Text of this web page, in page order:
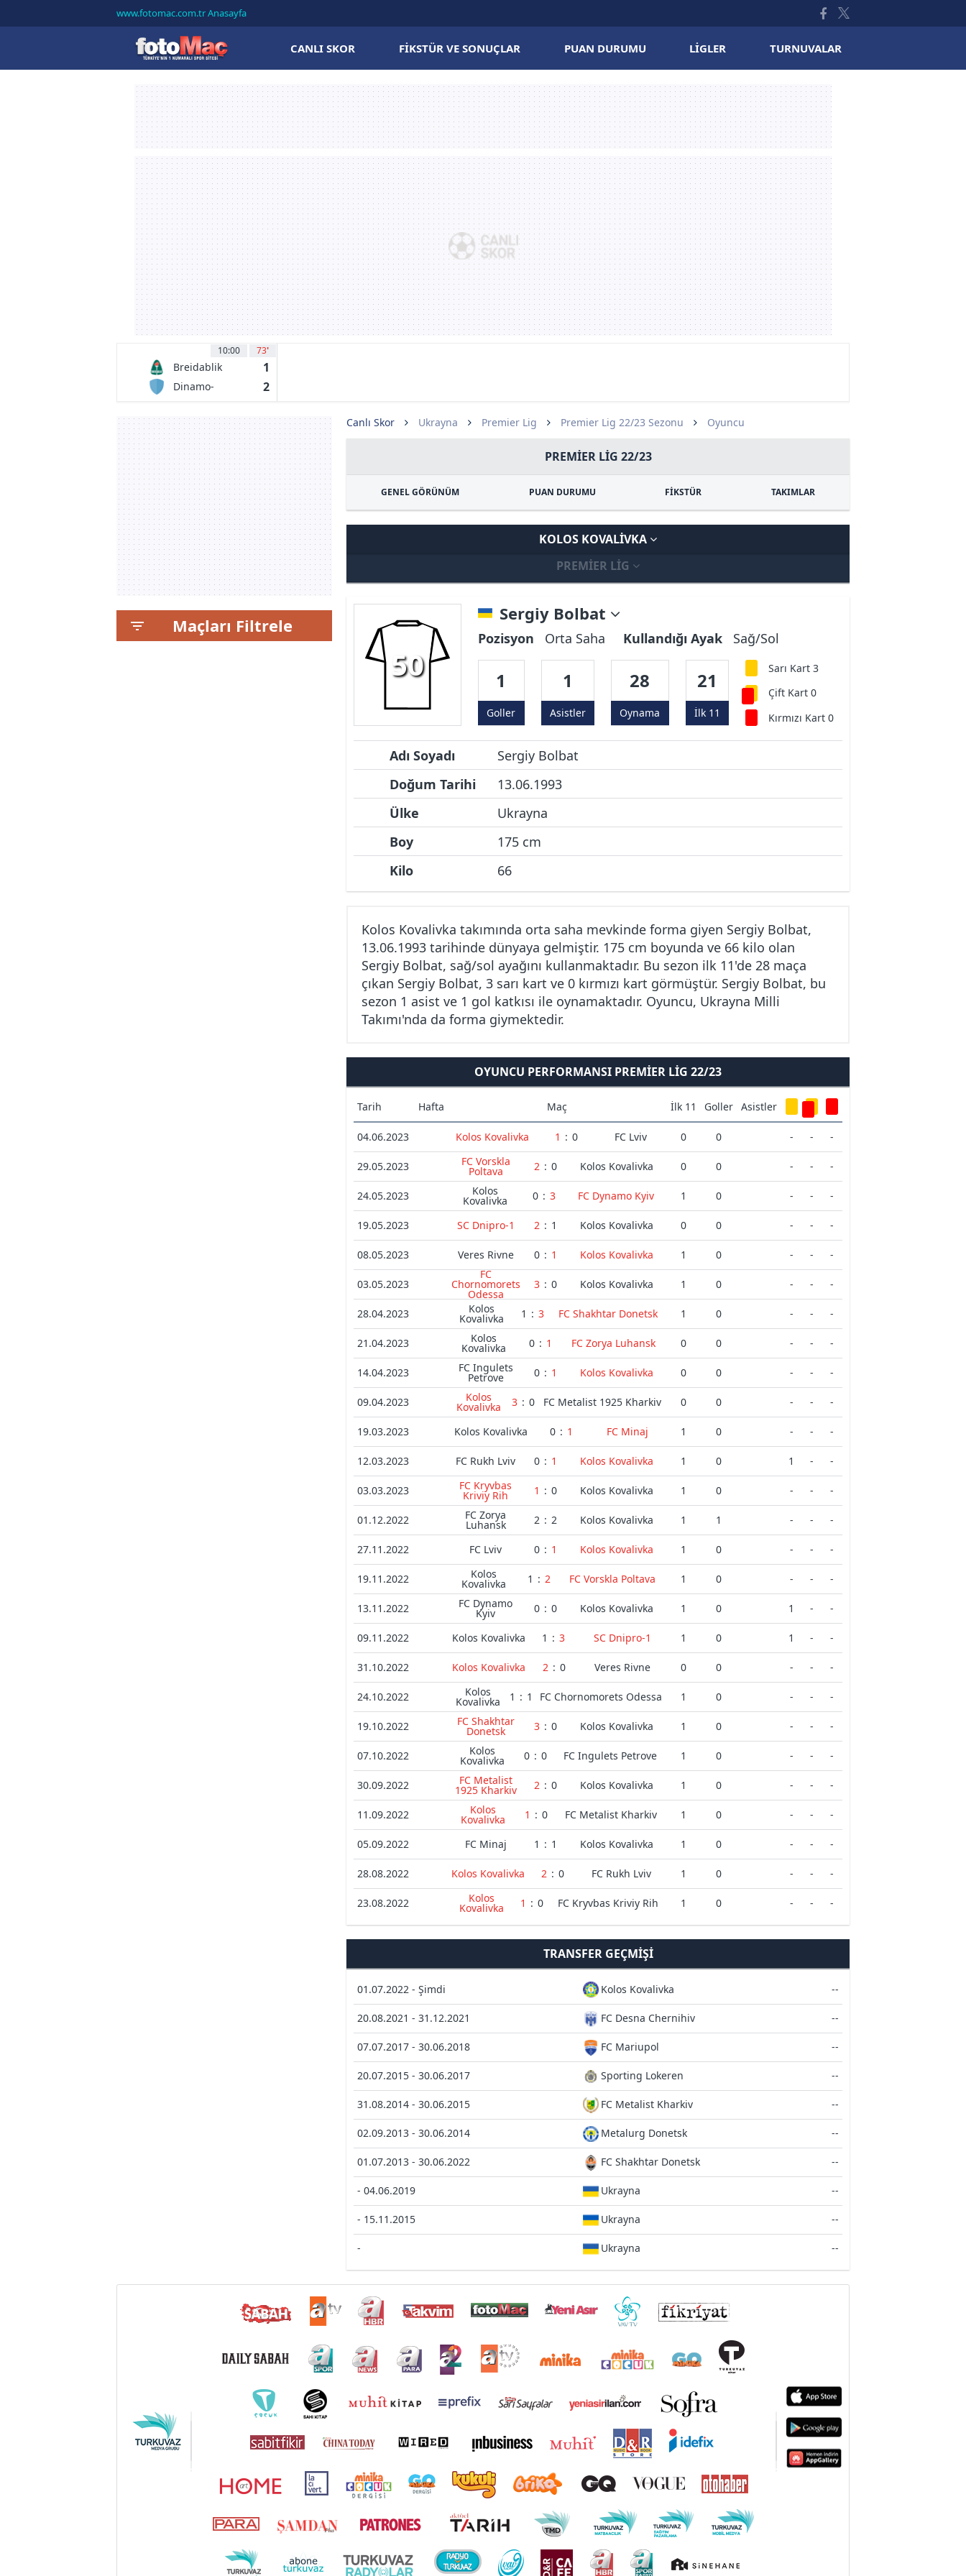
www.fotomac.com.tr Anasayfa
CANLI SKOR FIKSTÜR VE SONUÇLAR PUAN DURUMU LIGLER TURNUVALAR
10:00 73'
Breidablik
Kopavogur
1
Dinamo-
2
Maçları Filtrele
Canlı Skor Ukrayna Premier Lig Premier Lig 22/23 Sezonu Oyuncu
PREMIER LIG 22/23
GENEL GÖRÜNÜM PUAN DURUMU FİKSTÜR TAKIMLAR
KOLOS KOVALIVKA
PREMIER LIG
50
Sergiy Bolbat
Pozisyon Orta Saha Kullandığı Ayak Sağ/Sol
1
Goller
1
Asistler
28
Oynama
21
İlk 11
Sarı Kart 3
Çift Kart 0
Kırmızı Kart 0
Adı Soyadı
Sergiy Bolbat
Doğum Tarihi
13.06.1993
Ülke
Ukrayna
Boy
175 cm
Kilo
66
Kolos Kovalivka takımında orta saha mevkinde forma giyen Sergiy Bolbat,
13.06.1993 tarihinde dünyaya gelmiştir. 175 cm boyunda ve 66 kilo olan
Sergiy Bolbat, sağ/sol ayağını kullanmaktadır. Bu sezon ilk 11'de 28 maça
çıkan Sergiy Bolbat, 3 sarı kart ve 0 kırmızı kart görmüştür. Sergiy Bolbat, bu
sezon 1 asist ve 1 gol katkısı ile oynamaktadır. Oyuncu, Ukrayna Milli
Takımı'nda da forma giymektedir.
OYUNCU PERFORMANSI PREMIER LIG 22/23
Tarih Hafta Maç İlk 11 Goller Asistler
04.06.2023 Kolos Kovalivka 1 : 0 FC Lviv 0 0 - - -
29.05.2023 FC Vorskla
Poltava 2 : 0 Kolos Kovalivka 0 0 - - -
24.05.2023 Kolos
Kovalivka 0 : 3 FC Dynamo Kyiv 1 0 - - -
19.05.2023 SC Dnipro-1 2 : 1 Kolos Kovalivka 0 0 - - -
08.05.2023 Veres Rivne 0 : 1 Kolos Kovalivka 1 0 - - -
03.05.2023
FC
Chornomorets
Odessa
3 : 0 Kolos Kovalivka 1 0 - - -
28.04.2023 Kolos
Kovalivka 1 : 3 FC Shakhtar Donetsk 1 0 - - -
21.04.2023 Kolos
Kovalivka 0 : 1 FC Zorya Luhansk 0 0 - - -
14.04.2023 FC Ingulets
Petrove 0 : 1 Kolos Kovalivka 0 0 - - -
09.04.2023 Kolos
Kovalivka 3 : 0 FC Metalist 1925 Kharkiv 0 0 - - -
19.03.2023 Kolos Kovalivka 0 : 1 FC Minaj 1 0 - - -
12.03.2023 FC Rukh Lviv 0 : 1 Kolos Kovalivka 1 0 1 - -
03.03.2023 FC Kryvbas
Kriviy Rih 1 : 0 Kolos Kovalivka 1 0 - - -
01.12.2022 FC Zorya
Luhansk 2 : 2 Kolos Kovalivka 1 1 - - -
27.11.2022 FC Lviv 0 : 1 Kolos Kovalivka 1 0 - - -
19.11.2022 Kolos
Kovalivka 1 : 2 FC Vorskla Poltava 1 0 - - -
13.11.2022 FC Dynamo
Kyiv 0 : 0 Kolos Kovalivka 1 0 1 - -
09.11.2022 Kolos Kovalivka 1 : 3 SC Dnipro-1 1 0 1 - -
31.10.2022 Kolos Kovalivka 2 : 0 Veres Rivne 0 0 - - -
24.10.2022 Kolos
Kovalivka 1 : 1 FC Chornomorets Odessa 1 0 - - -
19.10.2022 FC Shakhtar
Donetsk 3 : 0 Kolos Kovalivka 1 0 - - -
07.10.2022 Kolos
Kovalivka 0 : 0 FC Ingulets Petrove 1 0 - - -
30.09.2022 FC Metalist
1925 Kharkiv 2 : 0 Kolos Kovalivka 1 0 - - -
11.09.2022 Kolos
Kovalivka 1 : 0 FC Metalist Kharkiv 1 0 - - -
05.09.2022 FC Minaj 1 : 1 Kolos Kovalivka 1 0 - - -
28.08.2022 Kolos Kovalivka 2 : 0 FC Rukh Lviv 1 0 - - -
23.08.2022 Kolos
Kovalivka 1 : 0 FC Kryvbas Kriviy Rih 1 0 - - -
TRANSFER GEÇMIŞI
01.07.2022 - Şimdi Kolos Kovalivka --
20.08.2021 - 31.12.2021 FC Desna Chernihiv --
07.07.2017 - 30.06.2018 FC Mariupol --
20.07.2015 - 30.06.2017 Sporting Lokeren --
31.08.2014 - 30.06.2015 FC Metalist Kharkiv --
02.09.2013 - 30.06.2014 Metalurg Donetsk --
01.07.2013 - 30.06.2022 FC Shakhtar Donetsk --
- 04.06.2019 Ukrayna --
- 15.11.2015 Ukrayna --
- Ukrayna --